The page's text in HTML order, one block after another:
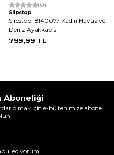
Yeni (0)
Slipstop
Slipstop 18140077 Kadın Havuz ve
Deniz Ayakkabısı
799,99 TL
Aboneliği
olmak için e-bültenimize abone
ediyorum.